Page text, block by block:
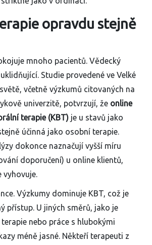
opravdu stejně
mnoho pacientů. Vědecký
Studie provedené ve Velké
včetně výzkumů citovaných na
univerzitě, potvrzují, že online
terapie (KBT) je u stavů jako
účinná jako osobní terapie.
dokonce naznačují vyšší míru
doporučení) u online klientů,
vyhovuje.
Výzkumy dominuje KBT, což je
přístup. U jiných směrů, jako je
nebo práce s hlubokými
méně jasné. Někteří terapeuti z